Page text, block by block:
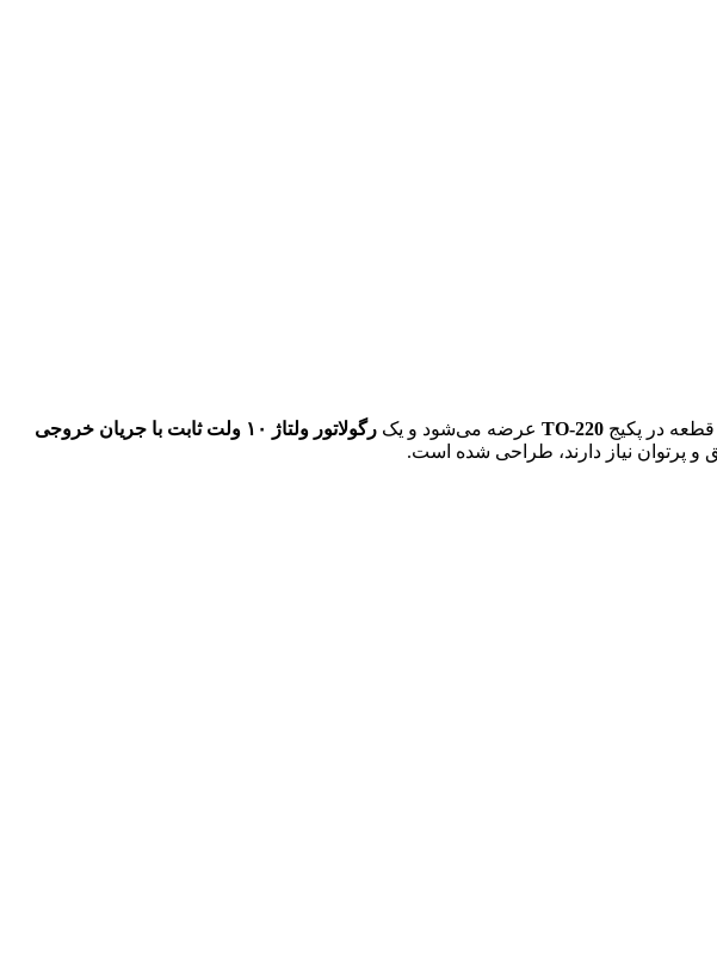
در پکیج TO-220 عرضه می‌شود و یک
رگولاتور ولتاژ ۱۰ ولت ثابت با جریان خروجی